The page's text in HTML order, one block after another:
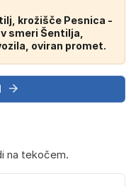
krožišče Pesnica -
smeri Šentilja,
oviran promet.
na tekočem.